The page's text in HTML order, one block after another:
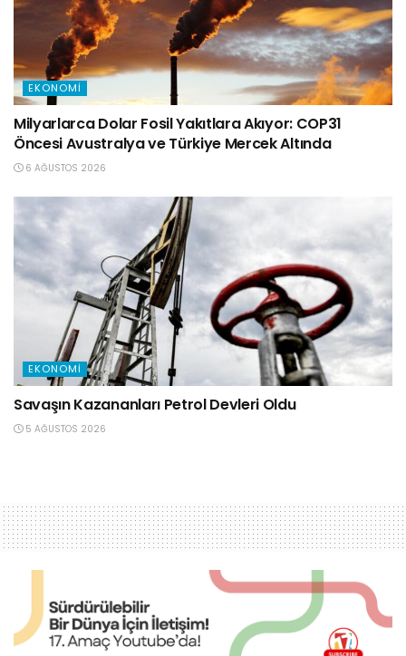
EKONOMI
Milyarlarca Dolar Fosil Yakıtlara Akıyor: COP31
Öncesi Avustralya ve Türkiye Mercek Altında
6 AĞUSTOS 2026
EKONOMI
Savaşın Kazananları Petrol Devleri Oldu
5 AĞUSTOS 2026